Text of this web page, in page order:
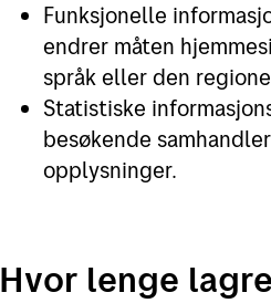
Funksjonelle
endrer måten
språk eller den
Statistiske
besøkende
opplysninger.
Hvor lenge